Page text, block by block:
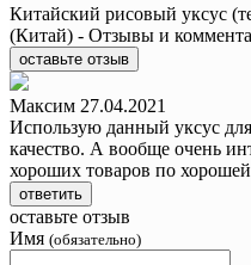
Китайский рисовый уксус
(Китай) - Отзывы и
оставьте отзыв
Максим 27.04.2021
Использую данный уксус
качество. А вообще очень
хороших товаров по
ответить
оставьте отзыв
Имя (обязательно)